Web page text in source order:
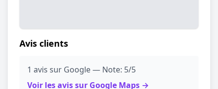
Avis clients
1 avis sur Google — Note: 5/5
Voir les avis sur Google Maps →